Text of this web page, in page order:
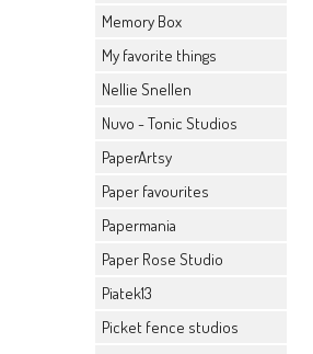
Memory Box
My favorite things
Nellie Snellen
Nuvo - Tonic Studios
PaperArtsy
Paper favourites
Papermania
Paper Rose Studio
Piatek13
Picket fence studios